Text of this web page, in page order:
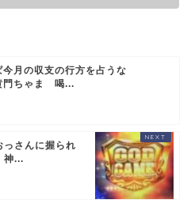
今月の収支の行方を占うな
門ちゃま 喝...
っさんに握られ
神...